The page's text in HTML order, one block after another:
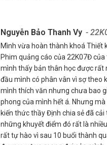
Nguyễn Bảo Thanh Vy -
Mình vừa hoàn thành khoá Thiết
Phim quảng cáo của 22K07Đ
mình thấy bản thân học được rất
đầu mình có phân vân vì sợ theo
mình thích văn nhưng chưa bao
phong của mình hết á. Nhưng mà
kiến thức thầy Định chia sẻ đã cải
những khuyết điểm đó rất là
rất tự hào vì sau 10 buổi thành